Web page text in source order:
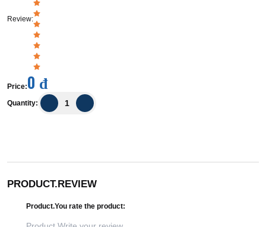
Review:
Price:0 đ
Quantity:
PRODUCT.REVIEW
Product.You rate the product: